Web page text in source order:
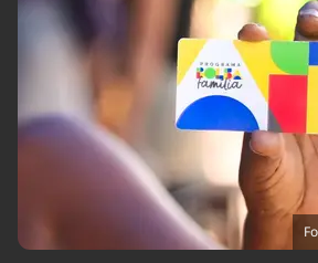
Agronegócios
Brasil
Brasil Mineral
Cinema
Comportamento
Cultura
Economia
Educação
Infraestrutura
Internacional